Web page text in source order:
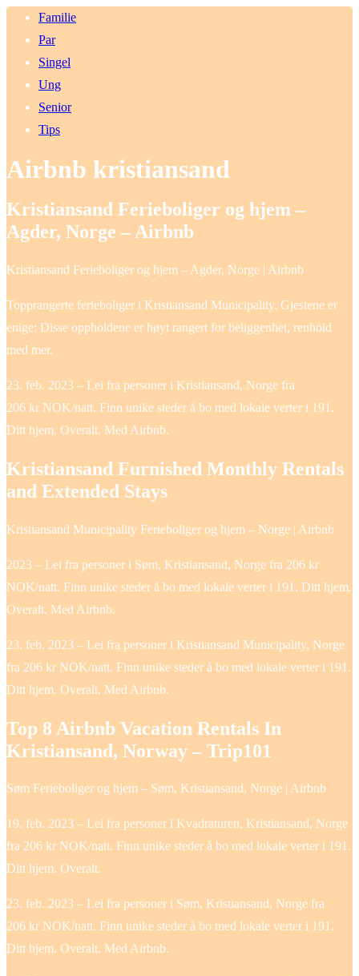
Familie
Par
Singel
Ung
Senior
Tips
Airbnb kristiansand
Kristiansand Ferieboliger og hjem –
Agder, Norge – Airbnb
Kristiansand Ferieboliger og hjem – Agder, Norge | Airbnb
Topprangerte ferieboliger i Kristiansand Municipality. Gjestene er
enige: Disse oppholdene er høyt rangert for beliggenhet, renhold
med mer.
23. feb. 2023 – Lei fra personer i Kristiansand, Norge fra
206 kr NOK/natt. Finn unike steder å bo med lokale verter i 191.
Ditt hjem. Overalt. Med Airbnb.
Kristiansand Furnished Monthly Rentals
and Extended Stays
Kristiansand Municipality Ferieboliger og hjem – Norge | Airbnb
2023 – Lei fra personer i Søm, Kristiansand, Norge fra 206 kr
NOK/natt. Finn unike steder å bo med lokale verter i 191. Ditt hjem.
Overalt. Med Airbnb.
23. feb. 2023 – Lei fra personer i Kristiansand Municipality, Norge
fra 206 kr NOK/natt. Finn unike steder å bo med lokale verter i 191.
Ditt hjem. Overalt. Med Airbnb.
Top 8 Airbnb Vacation Rentals In
Kristiansand, Norway – Trip101
Søm Ferieboliger og hjem – Søm, Kristiansand, Norge | Airbnb
19. feb. 2023 – Lei fra personer i Kvadraturen, Kristiansand, Norge
fra 206 kr NOK/natt. Finn unike steder å bo med lokale verter i 191.
Ditt hjem. Overalt.
23. feb. 2023 – Lei fra personer i Søm, Kristiansand, Norge fra
206 kr NOK/natt. Finn unike steder å bo med lokale verter i 191.
Ditt hjem. Overalt. Med Airbnb.